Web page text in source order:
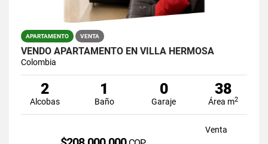
APARTAMENTO VENTA
VENDO APARTAMENTO EN VILLA HERMOSA
Colombia
2
Alcobas
1
Baño
0
Garaje
38
Área m2
Venta